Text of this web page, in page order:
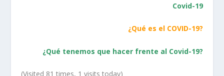
Covid-19
¿Qué es el COVID-19?
¿Qué tenemos que hacer frente al Covid-19?
(Visited 81 times, 1 visits today)